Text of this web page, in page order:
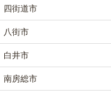
四街道市
八街市
白井市
南房総市